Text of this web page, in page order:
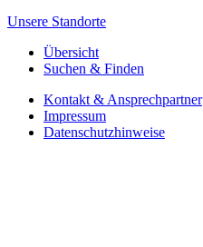
Unsere Standorte
Übersicht
Suchen & Finden
Kontakt & Ansprechpartner
Impressum
Datenschutzhinweise